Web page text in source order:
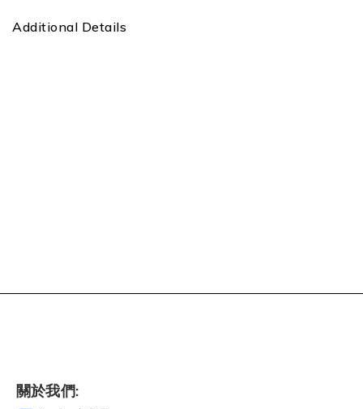
Additional Details
關於我們: